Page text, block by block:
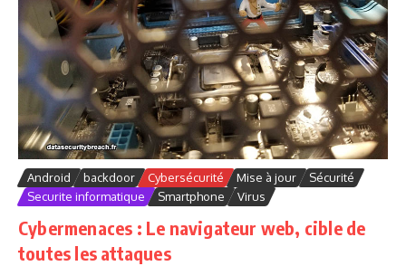
Android backdoor Cybersécurité Mise à jour
Sécurité
Securite informatique
Smartphone Virus
Cybermenaces : Le navigateur web, cible de
toutes les attaques